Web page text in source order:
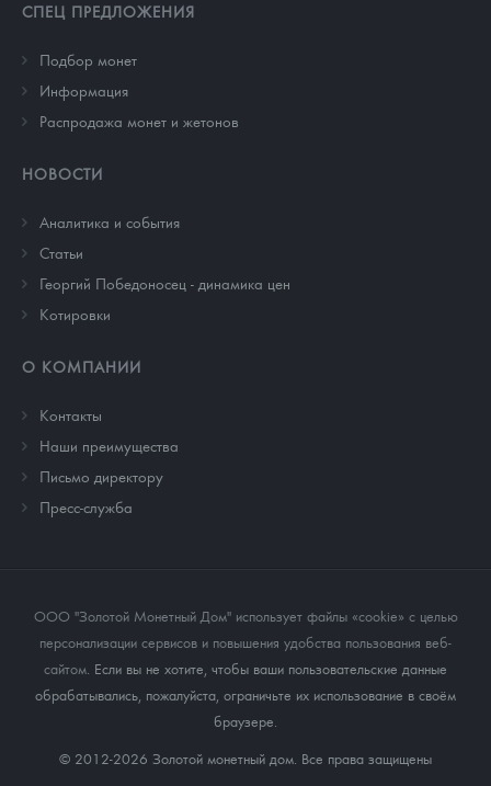
СПЕЦ ПРЕДЛОЖЕНИЯ
Подбор монет
Информация
Распродажа монет и жетонов
НОВОСТИ
Аналитика и события
Cтатьи
Георгий Победоносец - динамика цен
Котировки
О КОМПАНИИ
Контакты
Наши преимущества
Письмо директору
Пресс-служба
ООО "Золотой Монетный Дом" использует файлы «cookie» с целью
персонализации сервисов и повышения удобства пользования веб-
сайтом . Если вы не хотите, чтобы ваши пользовательские данные
обрабатывались, пожалуйста, ограничьте их использование в своём
браузере.
© 2012-2026 Золотой монетный дом. Все права защищены